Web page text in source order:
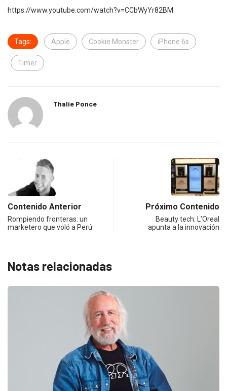
https://www.youtube.com/watch?v=CCbWyYr82BM
Tags: Apple Cookie Monster iPhone 6s
Timer
Thalie Ponce
Contenido Anterior
Rompiendo fronteras: un
marketero que voló a Perú
Próximo Contenido
Beauty tech: L’Oreal
apunta a la innovación
Notas relacionadas